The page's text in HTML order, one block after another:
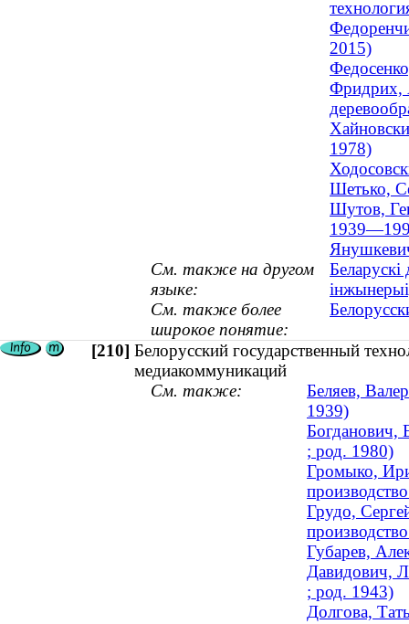
2015)
Фридрих,
1978)
Шетько,
Шутов,
См. также на другом
языке:
См. также более
широкое понятие:
[210] Белорусский государственный
медиакоммуникаций
См. также:
Беляев,
1939)
Богданович,
; род. 1980)
Громыко,
Грудо,
Губарев,
Давидович,
; род. 1943)
Долгова,